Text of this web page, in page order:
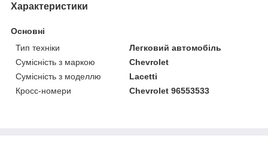
Характеристики
Основні
Тип техніки
Легковий автомобіль
Сумісність з маркою
Chevrolet
Сумісність з моделлю
Lacetti
Кросс-номери
Chevrolet 96553533